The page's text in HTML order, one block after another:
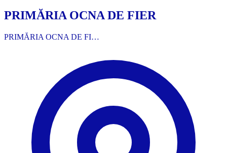
PRIMĂRIA OCNA DE FIER
PRIMĂRIA OCNA DE FI…